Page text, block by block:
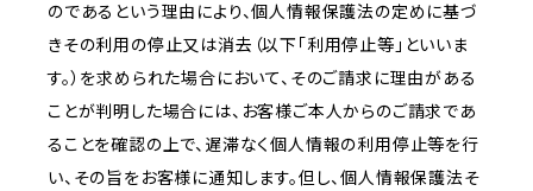
のであるという理由により、個人情報保護法の定めに基づ
きその利用の停止又は消去（以下「利用停止等」といいま
す。）を求められた場合において、そのご請求に理由がある
ことが判明した場合には、お客様ご本人からのご請求であ
ることを確認の上で、遅滞なく個人情報の利用停止等を行
い、その旨をお客様に通知します。但し、個人情報保護法そ